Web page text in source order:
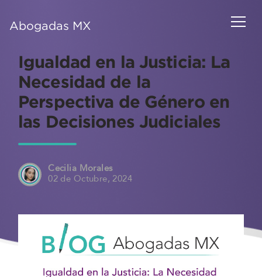
Abogadas MX
Igualdad en la Justicia: La
Necesidad de la
Perspectiva de Género en
las Decisiones Judiciales
Cecilia Morales
02 de Octubre, 2024